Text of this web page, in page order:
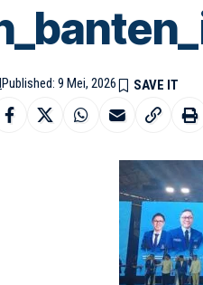
Published: 9 Mei, 2026